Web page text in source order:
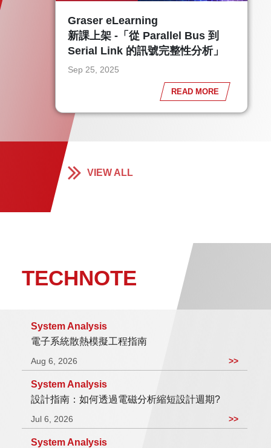
Graser eLearning
新課上架 -「從 Parallel Bus 到
Serial Link 的訊號完整性分析」
Sep 25, 2025
READ MORE
VIEW ALL
TECHNOTE
System Analysis
電子系統散熱模擬工程指南
Aug 6, 2026 >>
System Analysis
設計指南：如何透過電磁分析縮短設計週期?
Jul 6, 2026 >>
System Analysis